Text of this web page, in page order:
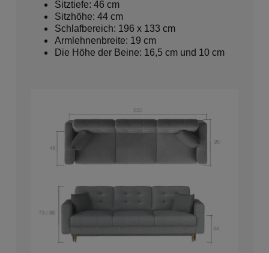
Sitztiefe: 46 cm
Sitzhöhe: 44 cm
Schlafbereich: 196 x 133 cm
Armlehnenbreite: 19 cm
Die Höhe der Beine: 16,5 cm und 10 cm